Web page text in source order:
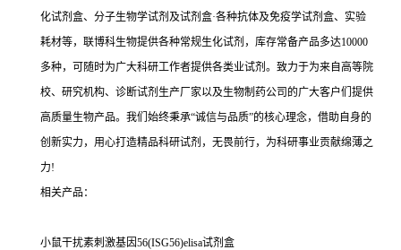
化试剂盒、分子生物学试剂及试剂盒·各种抗体及免疫学试剂盒、实验
耗材等，联博科生物提供各种常规生化试剂，库存常备产品多达10000
多种，可随时为广大科研工作者提供各类业试剂。致力于为来自高等院
校、研究机构、诊断试剂生产厂家以及生物制药公司的广大客户们提供
高质量生物产品。我们始终秉承“诚信与品质”的核心理念，借助自身的
创新实力，用心打造精品科研试剂，无畏前行，为科研事业贡献绵薄之
力!
相关产品：
小鼠干扰素刺激基因56(ISG56)elisa试剂盒